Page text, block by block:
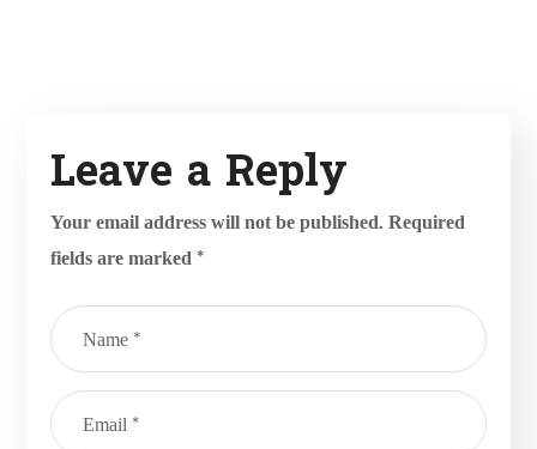
Leave a Reply
Your email address will not be published.Required
fields are marked*